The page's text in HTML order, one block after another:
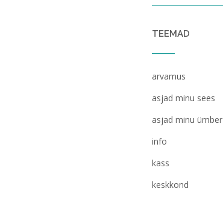
TEEMAD
arvamus
asjad minu sees
asjad minu ümber
info
kass
keskkond